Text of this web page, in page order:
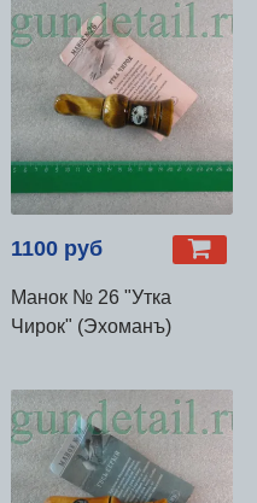
1100 руб
Манок № 26 "Утка
Чирок" (Эхоманъ)